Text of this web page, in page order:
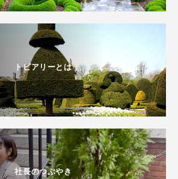
トピアリーとは
社長のつぶやき